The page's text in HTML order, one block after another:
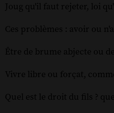
Joug qu'il faut rejeter, loi
Ces problèmes : avoir ou
Être de brume abjecte ou
Vivre libre ou forçat,
Quel est le droit du fils ?